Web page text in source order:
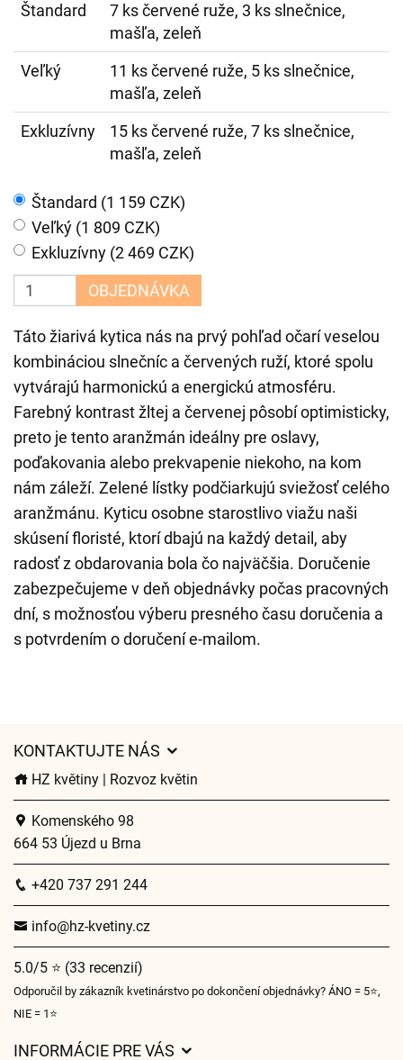
Štandard
7 ks červené ruže, 3 ks slnečnice,
mašľa, zeleň
Veľký
11 ks červené ruže, 5 ks slnečnice,
mašľa, zeleň
Exkluzívny
15 ks červené ruže, 7 ks slnečnice,
mašľa, zeleň
Štandard (1 159 CZK)
Veľký (1 809 CZK)
Exkluzívny (2 469 CZK)
OBJEDNÁVKA
Táto žiarivá kytica nás na prvý pohľad očarí veselou
kombináciou slnečníc a červených ruží, ktoré spolu
vytvárajú harmonickú a energickú atmosféru.
Farebný kontrast žltej a červenej pôsobí optimisticky,
preto je tento aranžmán ideálny pre oslavy,
poďakovania alebo prekvapenie niekoho, na kom
nám záleží. Zelené lístky podčiarkujú sviežosť celého
aranžmánu. Kyticu osobne starostlivo viažu naši
skúsení floristé, ktorí dbajú na každý detail, aby
radosť z obdarovania bola čo najväčšia. Doručenie
zabezpečujeme v deň objednávky počas pracovných
dní, s možnosťou výberu presného času doručenia a
s potvrdením o doručení e-mailom.
KONTAKTUJTE NÁS
HZ květiny | Rozvoz květin
Komenského 98
664 53 Újezd u Brna
+420 737 291 244
info@hz-kvetiny.cz
5.0/5 ⭐ (33 recenzií)
Odporučil by zákazník kvetinárstvo po dokončení objednávky? ÁNO = 5⭐,
NIE = 1⭐
INFORMÁCIE PRE VÁS